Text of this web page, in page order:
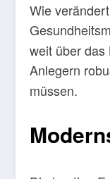
Wie
weit über das
Anlegern
müssen.